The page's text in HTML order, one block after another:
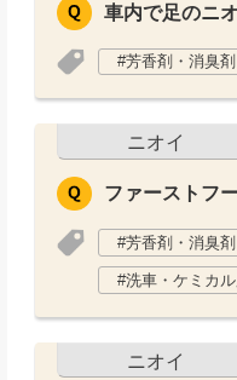
車内で足のニ
芳香剤・消臭剤
ニオイ
ファーストフ
芳香剤・消臭剤
洗車・ケミカ
ニオイ